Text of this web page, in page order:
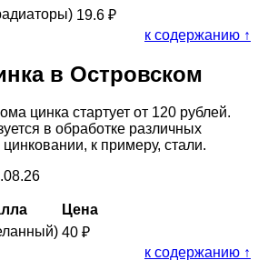
19.6 ₽
к содержанию ↑
в Островском
цинка стартует от 120 рублей.
в обработке различных
к примеру, стали.
Цена
40 ₽
к содержанию ↑